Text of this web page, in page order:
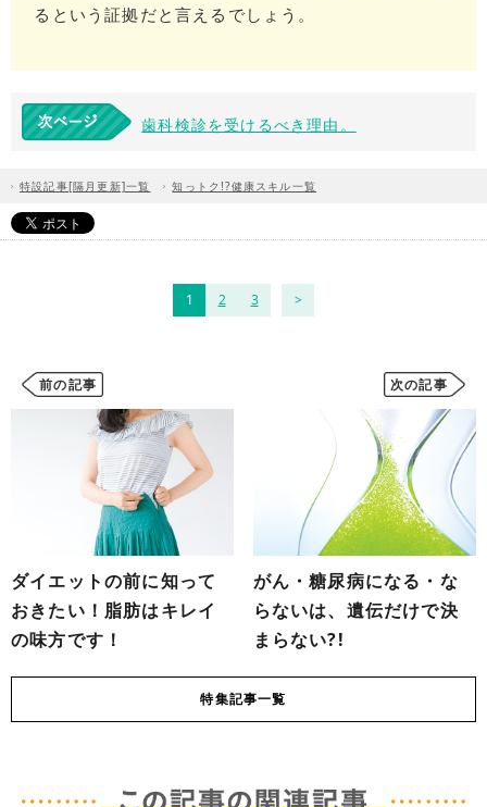
るという証拠だと言えるでしょう。
歯科検診を受けるべき理由。
特設記事[隔月更新]一覧 知っトク!?健康スキル一覧
1 2 3
前の記事
ダイエットの前に知って
おきたい！脂肪はキレイ
の味方です！
次の記事
がん・糖尿病になる・な
らないは、遺伝だけで決
まらない?!
特集記事一覧